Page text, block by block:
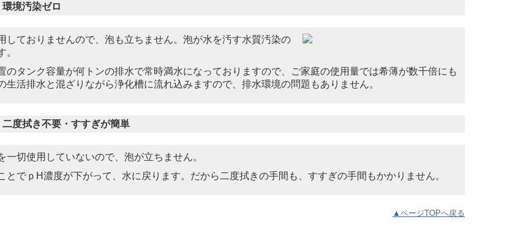
境汚染ゼロ
しておりませんので、泡も立ちません。泡が水を汚す水質汚染の
。
のタンク容量が何トンの排水で常時満水になっておりますので、ご家庭の使用量では希薄が数千倍にも
生活排水と混ざりながら浄化槽に流れ込みますので、排水環境の問題もありません。
拭き不要・すすぎが簡単
一切使用していないので、泡が立ちません。
とでｐH濃度が下がって、水に戻ります。だから二度拭きの手間も、すすぎの手間もかかりません。
▲ページTOPへ戻る